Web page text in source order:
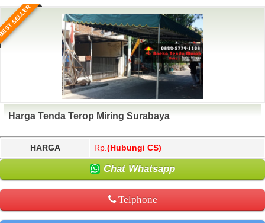
SELLER
Harga Tenda Terop Miring Surabaya
HARGA Rp. (Hubungi CS)
Chat Whatsapp
Telphone